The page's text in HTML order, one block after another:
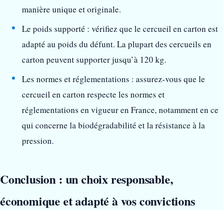
manière unique et originale.
Le poids supporté : vérifiez que le cercueil en carton est
adapté au poids du défunt. La plupart des cercueils en
carton peuvent supporter jusqu’à 120 kg.
Les normes et réglementations : assurez-vous que le
cercueil en carton respecte les normes et
réglementations en vigueur en France, notamment en ce
qui concerne la biodégradabilité et la résistance à la
pression.
Conclusion : un choix responsable,
économique et adapté à vos convictions